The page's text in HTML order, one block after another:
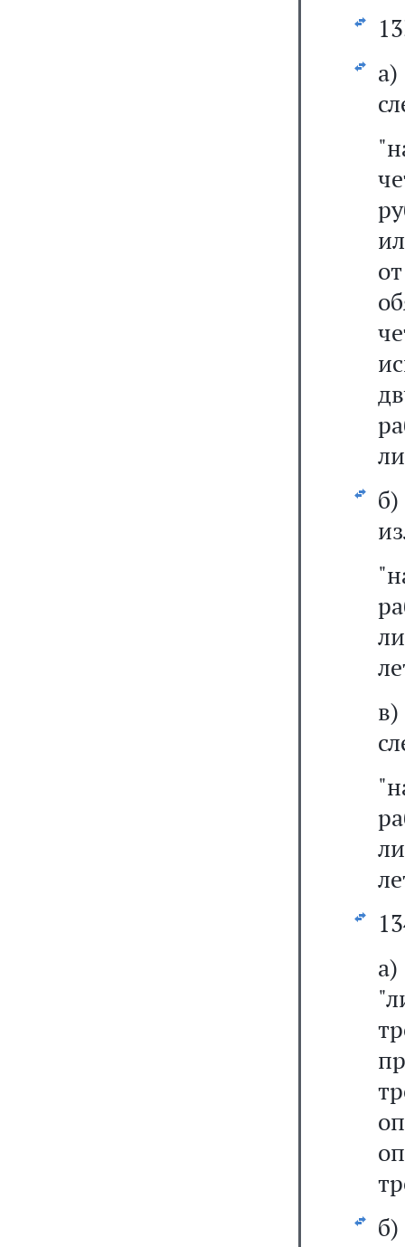
а)
в)